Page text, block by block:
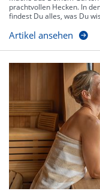
prachtvollen Hecken. In
findest Du alles, was Du
Artikel ansehen